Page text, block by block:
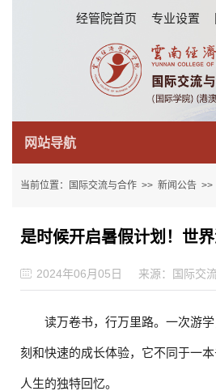
经管院首页 专业设置
网站导航
当前位置： 国际交流与合作 >> 新闻公告 >>
是时候开启暑假计划！世
2024年06月05日 来源：国际交
读万卷书，行万里路。一次游
刻和快速的成长体验，它不同于一
人生的独特回忆。